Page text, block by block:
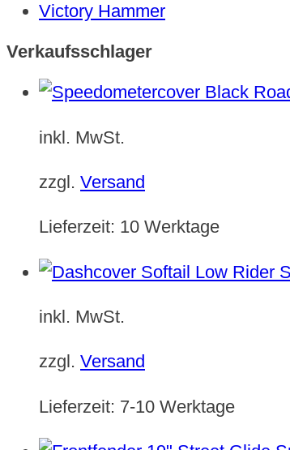
Victory Hammer
Verkaufsschlager
inkl. MwSt.
zzgl. Versand
Lieferzeit: 10 Werktage
inkl. MwSt.
zzgl. Versand
Lieferzeit: 7-10 Werktage